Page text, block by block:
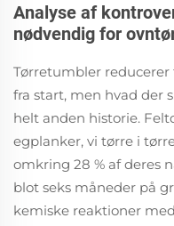
Analyse af
nødvendig for
Tørretumbler
fra start, men hvad der
helt anden historie.
egplanker, vi tørre i
omkring 28 % af deres
blot seks måneder på
kemiske reaktioner